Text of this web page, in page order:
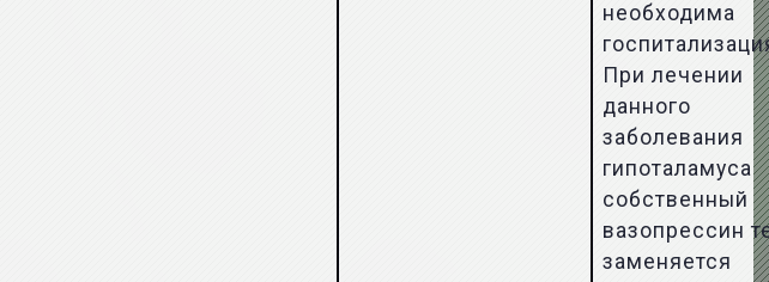
необходима
При лечении
данного
заболевания
гипоталамуса
собственный
вазопрессин
заменяется